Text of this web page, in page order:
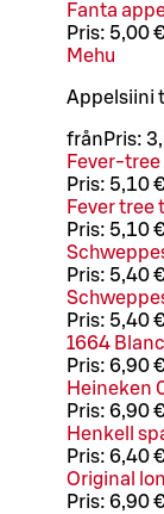
Fanta
Pris: 5,00 €
Mehu
Appelsiini
från Pris:
Fever-
Pris: 5,10 €
Fever tree
Pris: 5,10 €
Pris: 5,40 €
Pris: 5,40 €
1664
Pris: 6,90 €
Heineken
Pris: 6,90 €
Henkell
Pris: 6,40 €
Original
Pris: 6,90 €